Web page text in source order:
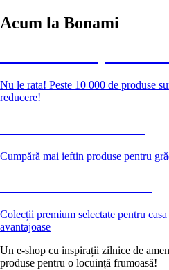
Acum la Bonami
Nu le rata! Peste 10 000 de produse
reducere!
Cumpără mai ieftin produse pentru
Colecții premium selectate pentru
avantajoase
Un e-shop cu inspirații zilnice de
produse pentru o locuință frumoasă!